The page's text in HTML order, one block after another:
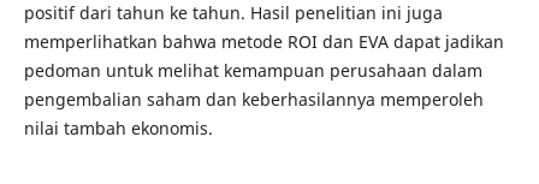
positif dari tahun ke tahun. Hasil penelitian ini juga
memperlihatkan bahwa metode ROI dan EVA dapat jadikan
pedoman untuk melihat kemampuan perusahaan dalam
pengembalian saham dan keberhasilannya memperoleh
nilai tambah ekonomis.